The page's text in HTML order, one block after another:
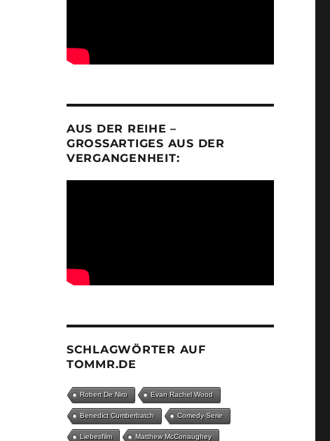
AUS DER REIHE –
GROSSARTIGES AUS DER V
ERGANGENHEIT:
SCHLAGWÖRTER AUF
TOMMR.DE
Robert De Niro Evan Rachel Wood
Benedict Cumberbatch Comedy-Serie
Liebesfilm Matthew McConaughey